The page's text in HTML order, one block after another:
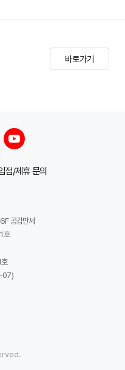
바로가기
점/제휴 문의
공감만세
호
07)